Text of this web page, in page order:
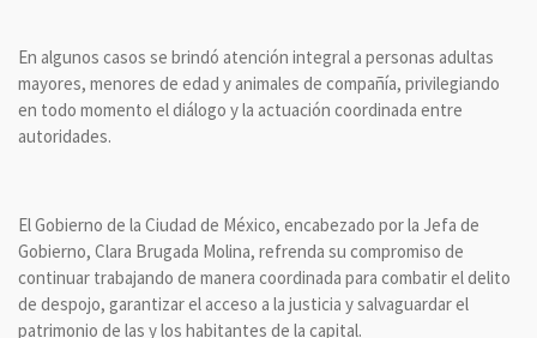
En algunos casos se brindó atención integral a personas adultas
mayores, menores de edad y animales de compañía, privilegiando
en todo momento el diálogo y la actuación coordinada entre
autoridades.
El Gobierno de la Ciudad de México, encabezado por la Jefa de
Gobierno, Clara Brugada Molina, refrenda su compromiso de
continuar trabajando de manera coordinada para combatir el delito
de despojo, garantizar el acceso a la justicia y salvaguardar el
patrimonio de las y los habitantes de la capital.